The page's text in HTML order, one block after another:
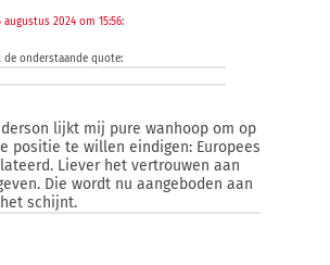
augustus 2024 om 15:56:
onderstaande quote:
lijkt mij pure wanhoop om op
positie te willen eindigen: Europees
Liever het vertrouwen aan
Die wordt nu aangeboden aan
schijnt.